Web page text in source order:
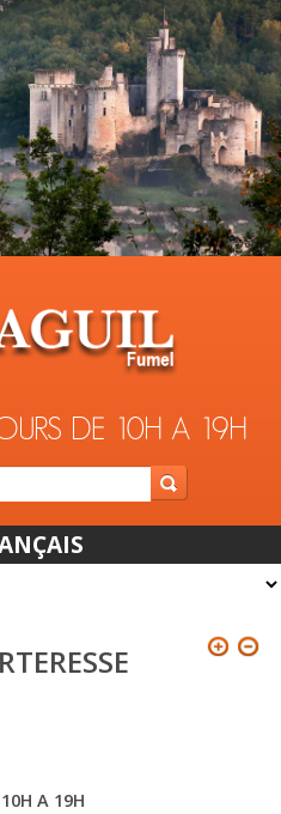
navigation
DE 10H A 19H
A 19H